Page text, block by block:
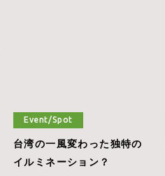
Event/Spot
台湾の一風変わった独特の
イルミネーション？